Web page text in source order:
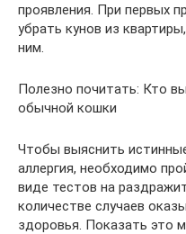
проявления. При первых
убрать кунов из
ним.
Полезно почитать: Кто
обычной кошки
Чтобы выяснить
аллергия, необходимо
виде тестов на
количестве случаев
здоровья. Показать это